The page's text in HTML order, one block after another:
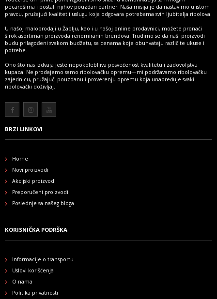
pecarošima i postali njihov pouzdan partner. Naša misija je da nastavimo u istom
pravcu, pružajući kvalitet i uslugu koja odgovara potrebama svih ljubitelja ribolova.
U našoj maloprodaji u Žablju, kao i u našoj online prodavnici, možete pronaći
širok asortiman proizvoda renomiranih brendova. Trudimo se da naši proizvodi
budu prilagođeni svakom budžetu, sa cenama koje obuhvataju različite ukuse i
potrebe.
Ono što nas izdvaja jeste nepokolebljiva posvećenost kvalitetu i zadovoljstvu
kupaca. Ne prodajemo samo ribolovačku opremu—mi podržavamo ribolovačku
zajednicu, pružajući pouzdanu i proverenju opremu koja unapređuje svaki
ribolovački doživljaj.
BRZI LINKOVI
Home
Novi proizvodi
Akcijski proizvodi
Preporučeni proizvodi
Poslednje sa našeg bloga
KORISNIČKA PODRŠKA
Informacije o transportu
Uslovi korišćenja
O nama
Politika privatnosti